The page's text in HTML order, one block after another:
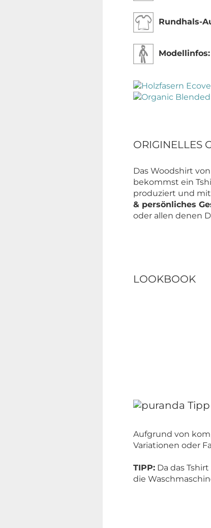
Rundhals-
Modellinfos:
Das Woodshirt
bekommst ein
produziert und
& persönliches
oder allen denen
LOOKBOOK
Aufgrund von
Variationen oder
TIPP: Da das
die